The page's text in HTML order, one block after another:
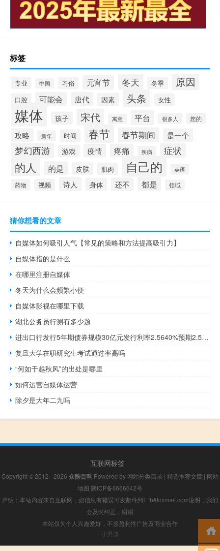
标签
专业 中国 习俗 元宵节 冬天 冬季 原因
口腔 可能会 唐代 因素 头条 女性
媒体 孩子 宋代 寓意 平台 很多人 您的
攻略 新年 时间 春节 春节期间 是一个
梦幻西游 游戏 疫情 疼痛 疾病 症状
的人 的是 皮肤 肌肉 自己的 英语
药物 视频 诗人 身体 还不 都是 领域
猜你想看的文章
自媒体如何吸引人气【常见的策略和方法提高吸引力】
自媒体指的是什么
在哪里注册自媒体
冬天为什么会频繁小便
自媒体影视在哪里下载
湖北公务员行测有多少题
进出口行发行5年期债券规模30亿元发行利率2.5640%预期2.5800%投标倍数7.05倍边际倍数2.38倍；进出口行发行7年期债券规模40亿元发行利率2.4231%预期2.5000%投标倍数5.11倍边际倍数2.00倍
复旦大学在职研究生考试通过率高吗
“何如干越秋风”的出处是哪里
如何运营自媒体运营
除夕是大年二九吗
互联网标签
Copyright © 2012 - 2026 众酷百科 Powered by 网站分类目录 | 精选推荐文章 | 网站
地图 陕ICP备6666642号
声明：本站内容来自互联网，如信息有错误可发邮件到f_fb#foxmail.com说明，我们
会及时纠正，谢谢
本站仅为个人兴趣爱好，不接盈利性广告及商业合作
小男孩